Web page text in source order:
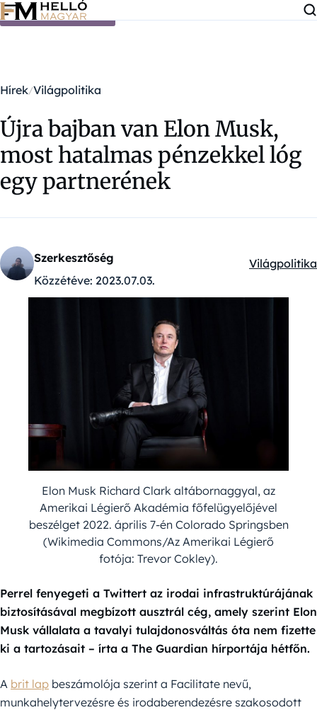
Ugrás a tartalomra
Hírek Világpolitika
Újra bajban van Elon Musk,
most hatalmas pénzekkel lóg
egy partnerének
Szerkesztőség
Közzétéve: 2023.07.03.
Kategóriák:
Világpolitika
Elon Musk Richard Clark altábornaggyal, az
Amerikai Légierő Akadémia főfelügyelőjével
beszélget 2022. április 7-én Colorado Springsben
(Wikimedia Commons/Az Amerikai Légierő
fotója: Trevor Cokley).
Perrel fenyegeti a Twittert az irodai infrastruktúrájának
biztosításával megbízott ausztrál cég, amely szerint Elon
Musk vállalata a tavalyi tulajdonosváltás óta nem fizette
ki a tartozásait – írta a The Guardian hírportája hétfőn.
A brit lap beszámolója szerint a Facilitate nevű,
munkahelytervezésre és irodaberendezésre szakosodott